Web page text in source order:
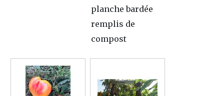
planche bardée
remplis de
compost